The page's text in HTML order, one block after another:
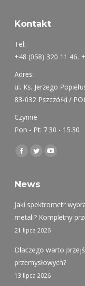
Kontakt
Tel:
+48 (058) 320 11 46,
Adres:
ul. Ks. Jerzego
83-032 Pszczółki /
Czynne
Pon - Pt: 7.30 - 15.30
Find us on:
Facebook
opens
new
window
Twitter
opens
new
window
YouTube
new
window
News
Jaki spektrometr
metali? Kompletny
21 lipca 2026
Dlaczego warto
przemysłowych?
13 lipca 2026